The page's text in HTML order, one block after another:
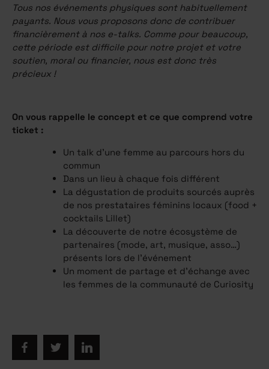
Tous nos événements physiques sont habituellement
payants. Nous vous proposons donc de contribuer
financièrement à nos e-talks. Comme pour beaucoup,
cette période est difficile pour notre projet et votre
soutien, moral ou financier, nous est donc très
précieux !
On vous rappelle le concept et ce que comprend votre
ticket :
Un talk d’une femme au parcours hors du
commun
Dans un lieu à chaque fois différent
La dégustation de produits sourcés auprès
de nos prestataires féminins locaux (food +
cocktails Lillet)
La découverte de notre écosystème de
partenaires (mode, art, musique, asso…)
présents lors de l'événement
Un moment de partage et d’échange avec
les femmes de la communauté de Curiosity